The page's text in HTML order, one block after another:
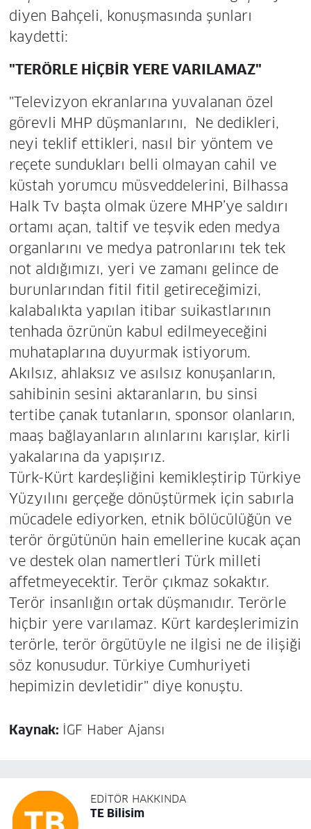
diyen Bahçeli, konuşmasında şunları
kaydetti:
"TERÖRLE HİÇBİR YERE VARILAMAZ"
"Televizyon ekranlarına yuvalanan özel
görevli MHP düşmanlarını, Ne dedikleri,
neyi teklif ettikleri, nasıl bir yöntem ve
reçete sundukları belli olmayan cahil ve
küstah yorumcu müsveddelerini, Bilhassa
Halk Tv başta olmak üzere MHP’ye saldırı
ortamı açan, taltif ve teşvik eden medya
organlarını ve medya patronlarını tek tek
not aldığımızı, yeri ve zamanı gelince de
burunlarından fitil fitil getireceğimizi,
kalabalıkta yapılan itibar suikastlarının
tenhada özrünün kabul edilmeyeceğini
muhataplarına duyurmak istiyorum.
Akılsız, ahlaksız ve asılsız konuşanların,
sahibinin sesini aktaranların, bu sinsi
tertibe çanak tutanların, sponsor olanların,
maaş bağlayanların alınlarını karışlar, kirli
yakalarına da yapışırız.
Türk-Kürt kardeşliğini kemikleştirip Türkiye
Yüzyılını gerçeğe dönüştürmek için sabırla
mücadele ediyorken, etnik bölücülüğün ve
terör örgütünün hain emellerine kucak açan
ve destek olan namertleri Türk milleti
affetmeyecektir. Terör çıkmaz sokaktır.
Terör insanlığın ortak düşmanıdır. Terörle
hiçbir yere varılamaz. Kürt kardeşlerimizin
terörle, terör örgütüyle ne ilgisi ne de ilişiği
söz konusudur. Türkiye Cumhuriyeti
hepimizin devletidir" diye konuştu.
Kaynak: İGF Haber Ajansı
EDITÖR HAKKINDA
TE Bilisim